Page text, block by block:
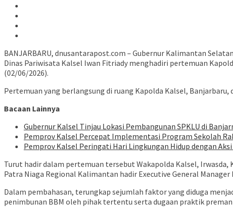
BANJARBARU, dnusantarapost.com – Gubernur Kalimantan
Dinas Pariwisata Kalsel Iwan Fitriady menghadiri pertemuan
(02/06/2026).
Pertemuan yang berlangsung di ruang Kapolda Kalsel,
Bacaan Lainnya
Gubernur Kalsel Tinjau Lokasi Pembangunan SPKLU di
Pemprov Kalsel Percepat Implementasi Program Sekolah
Pemprov Kalsel Peringati Hari Lingkungan Hidup dengan
Turut hadir dalam pertemuan tersebut Wakapolda Kalsel,
Patra Niaga Regional Kalimantan hadir Executive General
Dalam pembahasan, terungkap sejumlah faktor yang diduga
penimbunan BBM oleh pihak tertentu serta dugaan praktik